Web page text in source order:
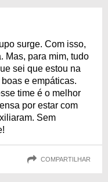
surge. Com isso,
Mas, para mim, tudo
sei que estou na
e empáticas.
time é o melhor
por estar com
Sem
COMPARTILHAR